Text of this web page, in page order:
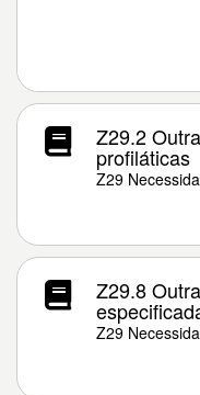
Z29.2
profiláticas
Z29
Z29.8
Z29